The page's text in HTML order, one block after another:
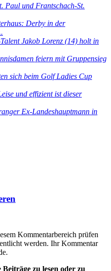
Paul und Frantschach-St.
Derby in der
Jakob Lorenz (14) holt in
feiern mit Gruppensieg
sich beim Golf Ladies Cup
und effizient ist dieser
Ex-Landeshauptmann in
Kommentarbereich prüfen
werden. Ihr Kommentar
zu lesen oder zu